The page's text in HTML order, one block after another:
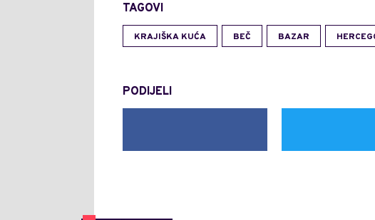
TAGOVI
KRAJIŠKA KUĆA BEČ BAZAR
PODIJELI